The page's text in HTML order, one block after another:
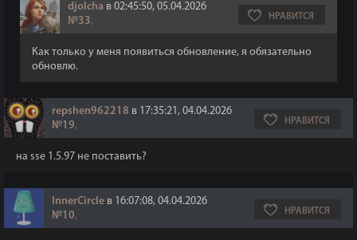
djolcha в 02:45:50, 05.04.2026
№33, НРАВИТСЯ
Как только у меня появиться обновление, я обязательно
обновлю.
repshen962218 в 17:35:21, 04.04.2026
№19, НРАВИТСЯ
на sse 1.5.97 не поставить?
InnerCircle в 16:07:08, 04.04.2026
№10, НРАВИТСЯ